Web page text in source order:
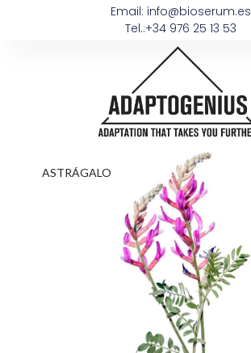
Email: info@bioserum.es
Tel.:+34 976 25 13 53
ASTRÁGALO